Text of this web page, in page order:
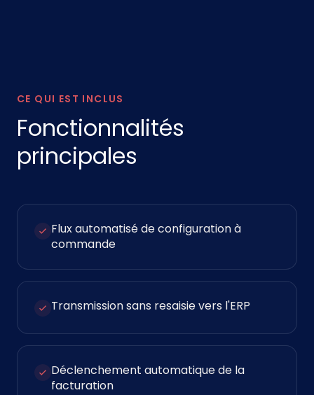
CE QUI EST INCLUS
Fonctionnalités
principales
Flux automatisé de configuration à
commande
Transmission sans resaisie vers l'ERP
Déclenchement automatique de la
facturation